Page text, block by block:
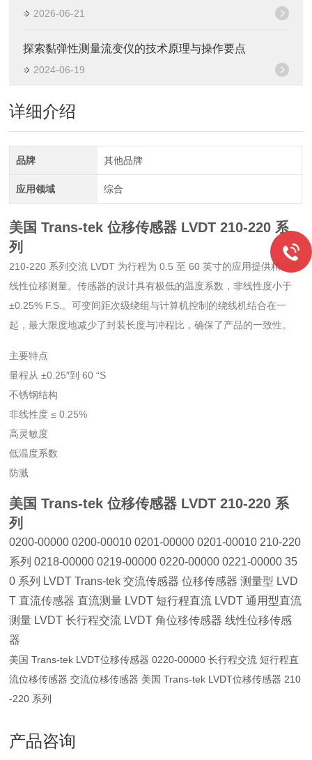
2026-06-21
探索黏弹性测量流变仪的技术原理与操作要点
2024-06-19
详细介绍
品牌 其他品牌
应用领域 综合
美国 Trans-tek 位移传感器 LVDT 210-220 系
列
210-220 系列交流 LVDT 为行程为 0.5 至 60 英寸的应用提供精确的
线性位移测量。传感器的设计具有极低的温度系数，非线性度小于
±0.25% F.S.。可变间距次级绕组与计算机控制的绕线机结合在一
起，最大限度地减少了封装长度与冲程比，确保了产品的一致性。
主要特点
量程从 ±0.25″到 60 “S
不锈钢结构
非线性度 ≤ 0.25%
高灵敏度
低温度系数
防溅
美国 Trans-tek 位移传感器 LVDT210-220 系
列
0200-00000 0200-00010 0201-00000 0201-00010 210-220
系列 0218-00000 0219-00000 0220-00000 0221-00000 35
0 系列 LVDT Trans-tek 交流传感器 位移传感器 测量型 LVD
T 直流传感器 直流测量 LVDT 短行程直流 LVDT 通用型直流
测量 LVDT 长行程交流 LVDT 角位移传感器 线性位移传感
器
美国 Trans-tek LVDT位移传感器 0220-00000 长行程交流 短行程直
流位移传感器 交流位移传感器 美国 Trans-tek LVDT位移传感器 210
-220 系列
产品咨询